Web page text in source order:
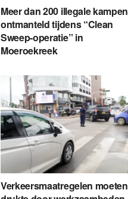
Meer dan 200 illegale kampen
ontmanteld tijdens “Clean
Sweep-operatie” in
Moeroekreek
Verkeersmaatregelen moeten